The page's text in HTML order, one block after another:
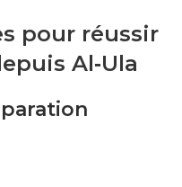
pour réussir
Al‑Ula